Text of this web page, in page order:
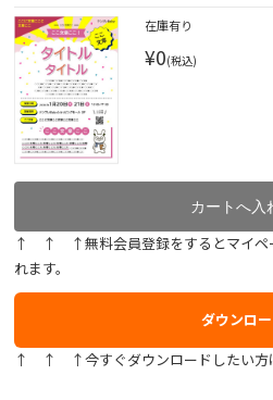
在庫有り
¥0(税込)
↑ ↑ ↑無料会員登録をするとマイペ
れます。
ダウンロ
↑ ↑ ↑今すぐダウンロードしたい方